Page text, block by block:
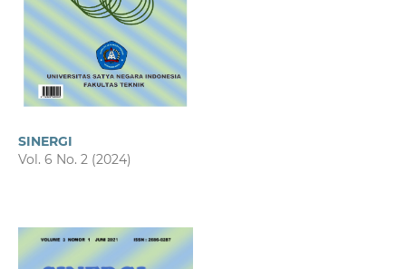
SINERGI
Vol. 6 No. 2 (2024)